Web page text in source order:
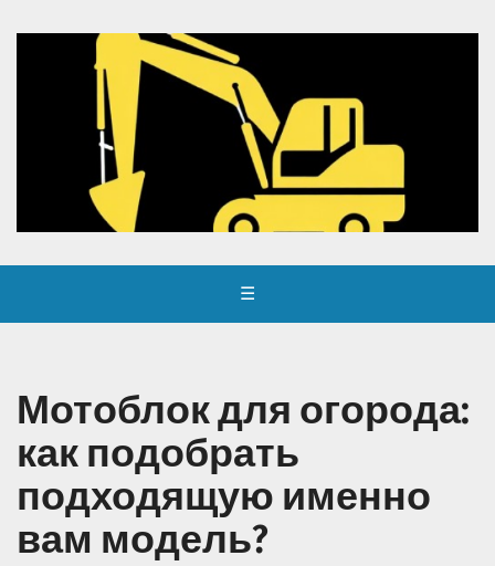
☰
Мотоблок для огорода:
как подобрать
подходящую именно
вам модель?